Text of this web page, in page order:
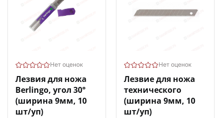
Нет оценок
Лезвия для ножа
Berlingo, угол 30°
(ширина 9мм, 10
шт/уп)
Нет оценок
Лезвие для ножа
технического
(ширина 9мм, 10
шт/уп)